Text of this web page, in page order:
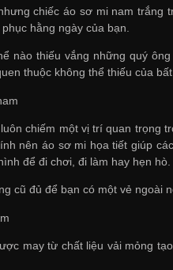
chiếc áo sơ mi nam trắng
hằng ngày của bạn.
nào thiếu vắng những quý
thuộc không thể thiếu của
chiếm một vị trí quan trọng
nên áo sơ mi họa tiết giúp
để đi chơi, đi làm hay hẹn hò.
cũ đủ để bạn có một vẻ ngoài
may từ chất liệu vải mỏng